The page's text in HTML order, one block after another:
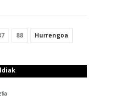
88 Hurrengoa